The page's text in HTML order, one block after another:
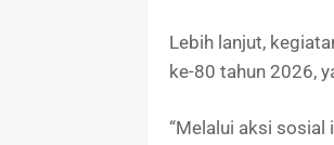
Lebih lanjut,
ke-80 tahun 2026,
“Melalui aksi